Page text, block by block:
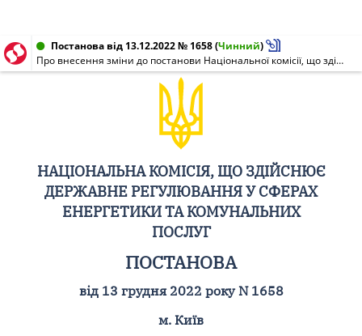
Постанова від 13.12.2022 № 1658(Чинний)
Про внесення зміни до постанови Національної комісії, що здійснює державне регулювання у сферах енергетики та комунальних послуг, від 22 грудня 2021 N 2896
НАЦІОНАЛЬНА КОМІСІЯ, ЩО ЗДІЙСНЮЄ
ДЕРЖАВНЕ РЕГУЛЮВАННЯ У СФЕРАХ
ЕНЕРГЕТИКИ ТА КОМУНАЛЬНИХ
ПОСЛУГ
ПОСТАНОВА
від 13 грудня 2022 року N 1658
м. Київ